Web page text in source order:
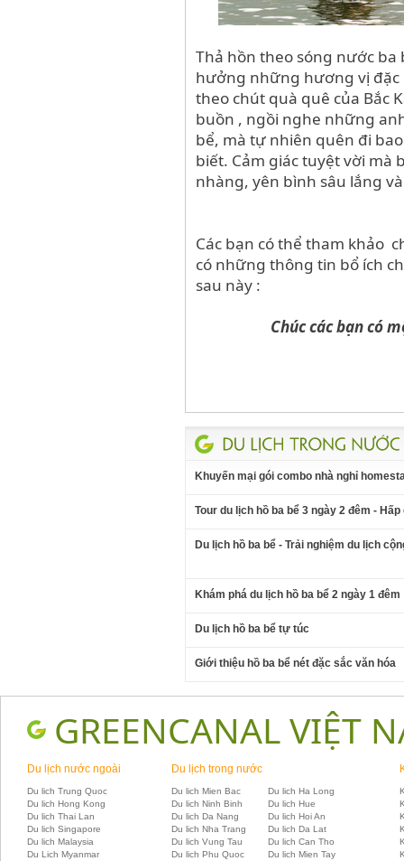
Thả hồn theo sóng nước
hưởng những hương vị đặc
theo chút quà quê của Bắc
buồn , ngồi nghe những
bể, mà tự nhiên quên đi
biết. Cảm giác tuyệt vời mà
nhàng, yên bình sâu lắng
Các bạn có thể tham khảo
có những thông tin bổ ích
sau này :
Chúc các bạn có
Khuyến mại gói combo nhà nghỉ
Tour du lịch hồ ba bể 3 ngày 2 đêm -
Du lịch hồ ba bể - Trải nghiệm du lịch
Khám phá du lịch hồ ba bể 2 ngày 1 đêm
Du lịch hồ ba bể tự túc
Giới thiệu hồ ba bể nét đặc sắc văn hóa
GREENCANAL VIỆT
Du lịch nước ngoài
Du lich Trung Quoc
Du lich Hong Kong
Du lich Thai Lan
Du lich Singapore
Du lich Malaysia
Du Lich Myanmar
Du lịch trong nước
Du lich Mien Bac
Du lich Ha Long
Du lich Ninh Binh
Du lich Hue
Du lich Da Nang
Du lich Hoi An
Du lich Nha Trang
Du lich Da Lat
Du lich Vung Tau
Du lich Can Tho
Du lich Phu Quoc
Du lich Mien Tay